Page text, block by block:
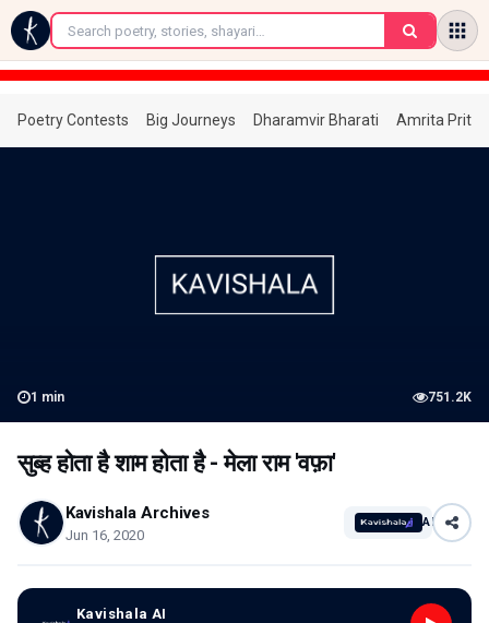
←
Poetry Contests Big Journeys Dharamvir Bharati Amrita
1 min 751.2K
सुब्ह होता है शाम होता है - मेला राम 'वफ़ा'
Kavishala Archives
Jun 16, 2020
AI
Kavishala AI